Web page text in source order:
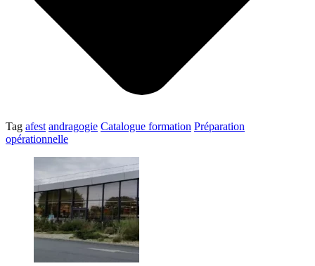
Tag afest andragogie Catalogue formation Préparation
opérationnelle